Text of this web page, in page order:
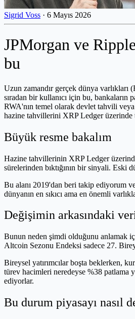
Sigrid Voss · 6 Mayıs 2026
JPMorgan ve
bu
Uzun zamandır gerçek dünya
sıradan bir kullanıcı için bu,
RWA'nın temel olarak devlet tahvili
hazine tahvillerini XRP Ledger üzerinde
Büyük resme bakalım
Hazine tahvillerinin XRP Ledger
sürelerinden bıktığının bir sinyali. Eski
Bu alanı 2019'dan beri takip ediyorum
dünyanın en sıkıcı ama en önemli
Değişimin arkasındaki
Bunun neden şimdi olduğunu anlamak
Altcoin Sezonu Endeksi sadece 27.
Bireysel yatırımcılar boşta beklerken,
türev hacimleri neredeyse %38 patlama
ediyorlar.
Bu durum piyasayı nasıl